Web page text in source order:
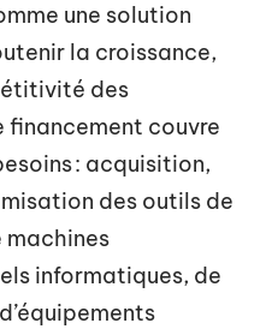
une solution
la croissance,
des
financement couvre
: acquisition,
des outils de
machines
informatiques, de